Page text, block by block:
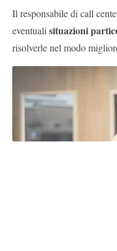
Il responsabile di call
eventualisituazioni
risolverle nel modo